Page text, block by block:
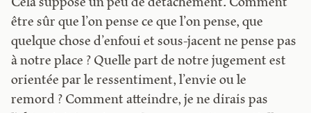
Cela suppose un peu de détachement. Comment
être sûr que l’on pense ce que l’on pense, que
quelque chose d’enfoui et sous-jacent ne pense pas
à notre place ? Quelle part de notre jugement est
orientée par le ressentiment, l’envie ou le
remord ? Comment atteindre, je ne dirais pas